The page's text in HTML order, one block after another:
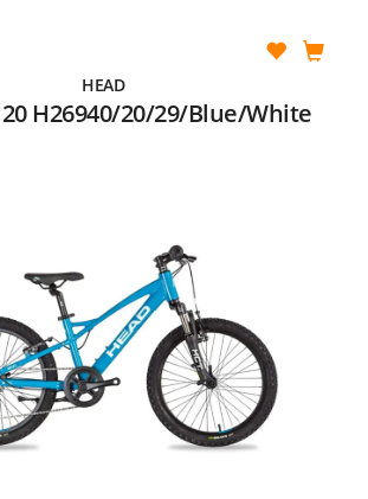
HEAD
H26940/20/29/Blue/White